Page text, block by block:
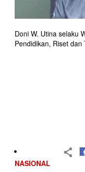
Doni W. Utina selaku
Pendidikan, Riset dan
NASIONAL